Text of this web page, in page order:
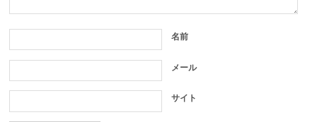
名前
メール
サイト